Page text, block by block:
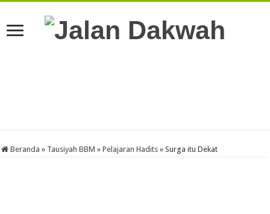
Beranda » Tausiyah BBM » Pelajaran Hadits » Surga itu Dekat